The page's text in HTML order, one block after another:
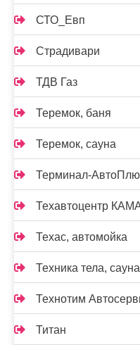
СТО_Евп
Страдивари
ТДВ Газ
Теремок, баня
Теремок, сауна
Терминал-
Техавтоцентр
Техас, автомойка
Техника тела, сауна
Технотим
Титан